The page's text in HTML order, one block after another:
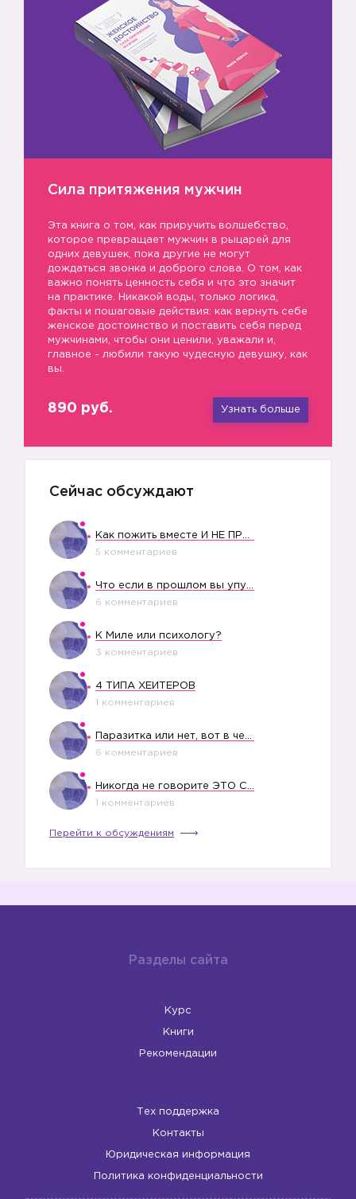
Сила притяжения мужчин
Эта книга о том, как приручить волшебство,
которое превращает мужчин в рыцарей для
одних девушек, пока другие не могут
дождаться звонка и доброго слова. О том, как
важно понять ценность себя и что это значит
на практике. Никакой воды, только логика,
факты и пошаговые действия: как вернуть себе
женское достоинство и поставить себя перед
мужчинами, чтобы они ценили, уважали и,
главное - любили такую чудесную девушку, как
вы.
890 руб. Узнать больше
Сейчас обсуждают
Как пожить вместе И НЕ ПРОЛЕТЕТЬ СО СВАДЬБОЙ
5 комментариев
Что если в прошлом вы упустили свое счастье?
6 комментариев
К Миле или психологу?
3 комментариев
4 ТИПА ХЕЙТЕРОВ
1 комментариев
Паразитка или нет, вот в чем вопрос?
6 комментариев
Никогда не говорите ЭТО СВОЕМУ РЕБЕНКУ
1 комментариев
Перейти к обсуждениям
Разделы сайта
Курс
Книги
Рекомендации
Тех поддержка
Контакты
Юридическая информация
Политика конфиденциальности